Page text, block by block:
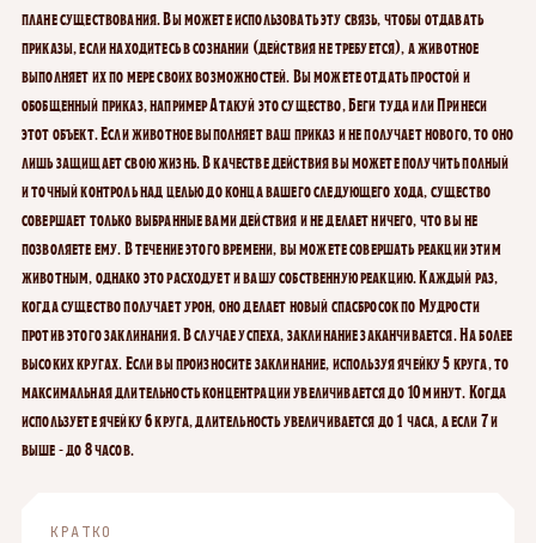
плане существования. Вы можете использовать эту связь, чтобы отдавать
приказы, если находитесь в сознании (действия не требуется), а животное
выполняет их по мере своих возможностей. Вы можете отдать простой и
обобщенный приказ, например Атакуй это существо, Беги туда или Принеси
этот объект. Если животное выполняет ваш приказ и не получает нового, то оно
лишь защищает свою жизнь. В качестве действия вы можете получить полный
и точный контроль над целью до конца вашего следующего хода, существо
совершает только выбранные вами действия и не делает ничего, что вы не
позволяете ему. В течение этого времени, вы можете совершать реакции этим
животным, однако это расходует и вашу собственную реакцию. Каждый раз,
когда существо получает урон, оно делает новый спасбросок по Мудрости
против этого заклинания. В случае успеха, заклинание заканчивается. На более
высоких кругах. Если вы произносите заклинание, используя ячейку 5 круга, то
максимальная длительность концентрации увеличивается до 10 минут. Когда
используете ячейку 6 круга, длительность увеличивается до 1 часа, а если 7 и
выше - до 8 часов.
КРАТКО